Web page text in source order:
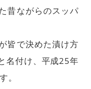
昔ながらのスッパ
皆で決めた漬け方
名付け、平成25年
。